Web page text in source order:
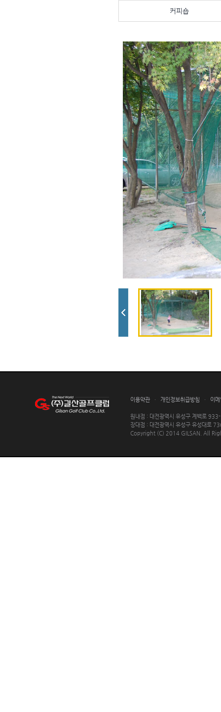
커피숍
이용약관 · 개인정보취급방침 · 이
원내점 : 대전광역시 유성구 계백로
장대점 : 대전광역시 유성구 유성대
Copyright (C) 2014 GILSAN. All